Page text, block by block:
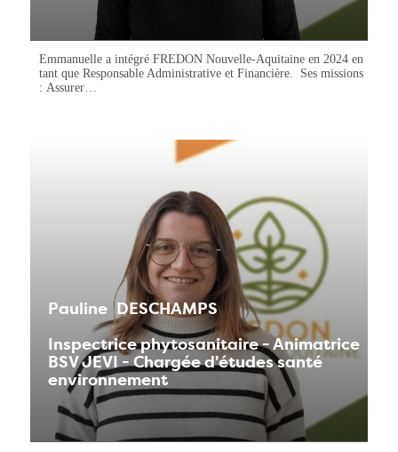
Emmanuelle a intégré FREDON Nouvelle-Aquitaine en 2024 en
tant que Responsable Administrative et Financière. Ses missions
: Assurer…
Pauline DESCHAMPS
Inspectrice phytosanitaire - Animatrice
BSV JEVI - Chargée d'études santé
environnement